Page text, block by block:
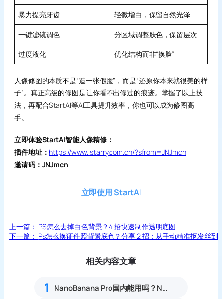
暴力提亮牙齿 轻微增白，保留自然光泽
一键滤镜调色 分区域调整肤色，保留层次
过度液化 优化结构而非“换脸”
人像修图的本质不是“造一张假脸”，而是“还原你本来就很美的样
子”。真正高级的修图是让你看不出修过的痕迹。掌握了以上技
法，再配合StartAI等AI工具提升效率，你也可以成为修图高
手。
立即体验StartAI智能人像精修：
插件地址： https://www.istarry.com.cn/?sfrom=JNJmcn
邀请码：JNJmcn
立即使用 StartAI
上一篇： PS怎么去掉白色背景？4 招快速制作透明底图
下一篇： Ps怎么换证件照背景底色？分享 2 招：从手动精准抠发丝到
相关内容文章
1 NanoBanana Pro国内能用吗？Nano banana使用教程